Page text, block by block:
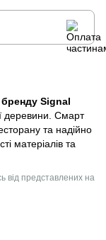
Signal
деревини. Смарт
та надійно
матеріалів та
від представлених на